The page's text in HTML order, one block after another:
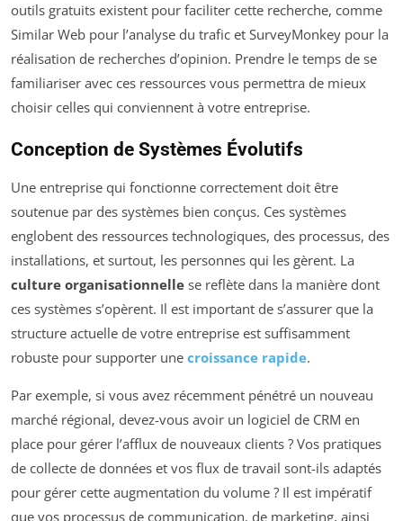
outils gratuits existent pour faciliter cette recherche, comme
Similar Web pour l’analyse du trafic et SurveyMonkey pour la
réalisation de recherches d’opinion. Prendre le temps de se
familiariser avec ces ressources vous permettra de mieux
choisir celles qui conviennent à votre entreprise.
Conception de Systèmes Évolutifs
Une entreprise qui fonctionne correctement doit être
soutenue par des systèmes bien conçus. Ces systèmes
englobent des ressources technologiques, des processus, des
installations, et surtout, les personnes qui les gèrent. La
culture organisationnelle se reflète dans la manière dont
ces systèmes s’opèrent. Il est important de s’assurer que la
structure actuelle de votre entreprise est suffisamment
robuste pour supporter une croissance rapide.
Par exemple, si vous avez récemment pénétré un nouveau
marché régional, devez-vous avoir un logiciel de CRM en
place pour gérer l’afflux de nouveaux clients ? Vos pratiques
de collecte de données et vos flux de travail sont-ils adaptés
pour gérer cette augmentation du volume ? Il est impératif
que vos processus de communication, de marketing, ainsi